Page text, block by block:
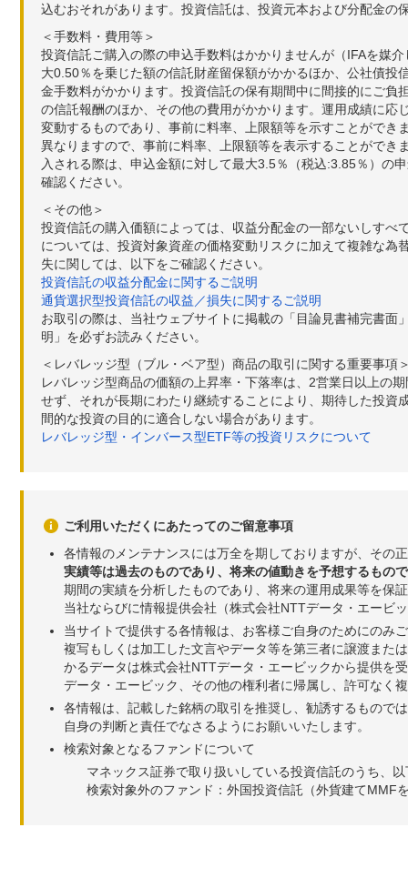
込むおそれがあります。投資信託は、投資元本および分配金の
＜手数料・費用等＞
投資信託ご購入の際の申込手数料はかかりませんが（IFAを媒
大0.50％を乗じた額の信託財産留保額がかかるほか、公社債
金手数料がかかります。投資信託の保有期間中に間接的にご
の信託報酬のほか、その他の費用がかかります。運用成績に
変動するものであり、事前に料率、上限額等を示すことがで
異なりますので、事前に料率、上限額等を表示することがで
入される際は、申込金額に対して最大3.5％（税込:3.85％）の
確認ください。
＜その他＞
投資信託の購入価額によっては、収益分配金の一部ないしす
については、投資対象資産の価格変動リスクに加えて複雑な
失に関しては、以下をご確認ください。
投資信託の収益分配金に関するご説明
通貨選択型投資信託の収益／損失に関するご説明
お取引の際は、当社ウェブサイトに掲載の「目論見書補完書
明」を必ずお読みください。
＜レバレッジ型（ブル・ベア型）商品の取引に関する重要事項
レバレッジ型商品の価額の上昇率・下落率は、2営業日以上の
せず、それが長期にわたり継続することにより、期待した投
間的な投資の目的に適合しない場合があります。
レバレッジ型・インバース型ETF等の投資リスクについて
ご利用いただくにあたってのご留意事項
各情報のメンテナンスには万全を期しておりますが、その
実績等は過去のものであり、将来の値動きを予想するもの
期間の実績を分析したものであり、将来の運用成果等を保
当社ならびに情報提供会社（株式会社NTTデータ・エービ
当サイトで提供する各情報は、お客様ご自身のためにのみ
複写もしくは加工した文言やデータ等を第三者に譲渡また
かるデータは株式会社NTTデータ・エービックから提供を
データ・エービック、その他の権利者に帰属し、許可なく
各情報は、記載した銘柄の取引を推奨し、勧誘するもので
自身の判断と責任でなさるようにお願いいたします。
検索対象となるファンドについて
マネックス証券で取り扱いしている投資信託のうち、
検索対象外のファンド：外国投資信託（外貨建てMMF